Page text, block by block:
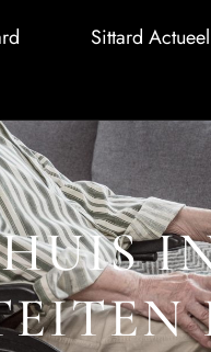
Sittard Actueel